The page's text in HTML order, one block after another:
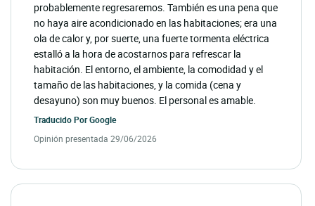
probablemente regresaremos. También es una pena que
no haya aire acondicionado en las habitaciones; era una
ola de calor y, por suerte, una fuerte tormenta eléctrica
estalló a la hora de acostarnos para refrescar la
habitación. El entorno, el ambiente, la comodidad y el
tamaño de las habitaciones, y la comida (cena y
desayuno) son muy buenos. El personal es amable.
Traducido PorGoogle
Opinión presentada 29/06/2026